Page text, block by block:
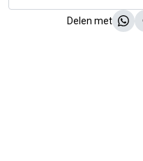
Delen met